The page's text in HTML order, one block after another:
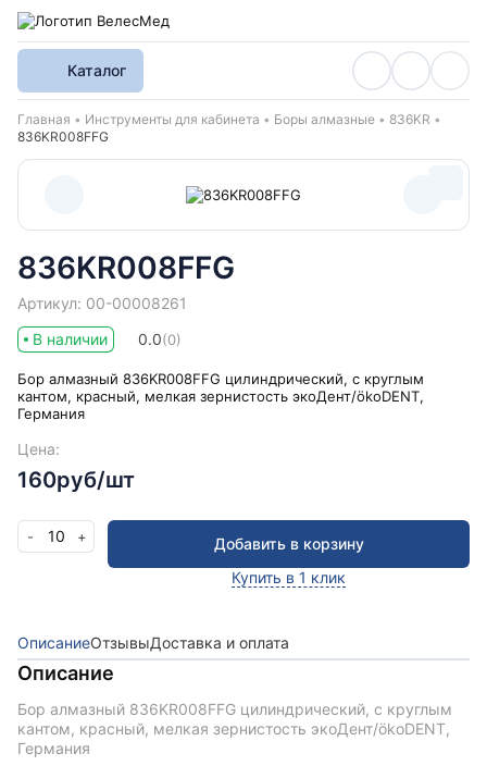
Каталог
Хлебные крошки
Главная Инструменты для кабинета Боры алмазные
836KR
836KR008FFG
836KR008FFG
Артикул: 00-00008261
В наличии
0.0(0)
Бор алмазный 836KR008FFG цилиндрический, с круглым
кантом, красный, мелкая зернистость экоДент/ökoDENT,
Германия
Цена:
160руб/шт
- 10 +
Добавить в корзину
Купить в 1 клик
ОписаниеОтзывыДоставка и оплата
Описание
Бор алмазный 836KR008FFG цилиндрический, с круглым
кантом, красный, мелкая зернистость экоДент/ökoDENT,
Германия